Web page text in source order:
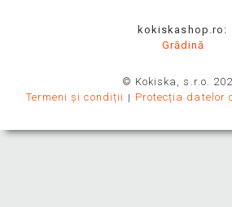
kokiskashop.ro:
Grădină
© Kokiska, s.r.o.
Termeni și condiții
Protecția datelor